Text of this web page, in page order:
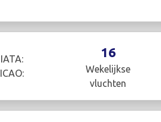
IATA:
ICAO:
16
Wekelijkse
vluchten